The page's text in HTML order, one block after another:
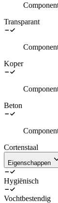
Transparant
Koper
Beton
Cortenstaal
Eigenschappen
Hygiënisch
Vochtbestendig